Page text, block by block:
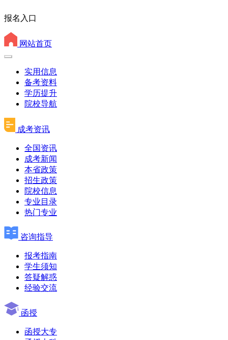
报名入口
网站首页
实用信息
备考资料
学历提升
院校导航
成考资讯
全国资讯
成考新闻
本省政策
招生政策
院校信息
专业目录
热门专业
咨询指导
报考指南
学生须知
答疑解惑
经验交流
函授
函授大专